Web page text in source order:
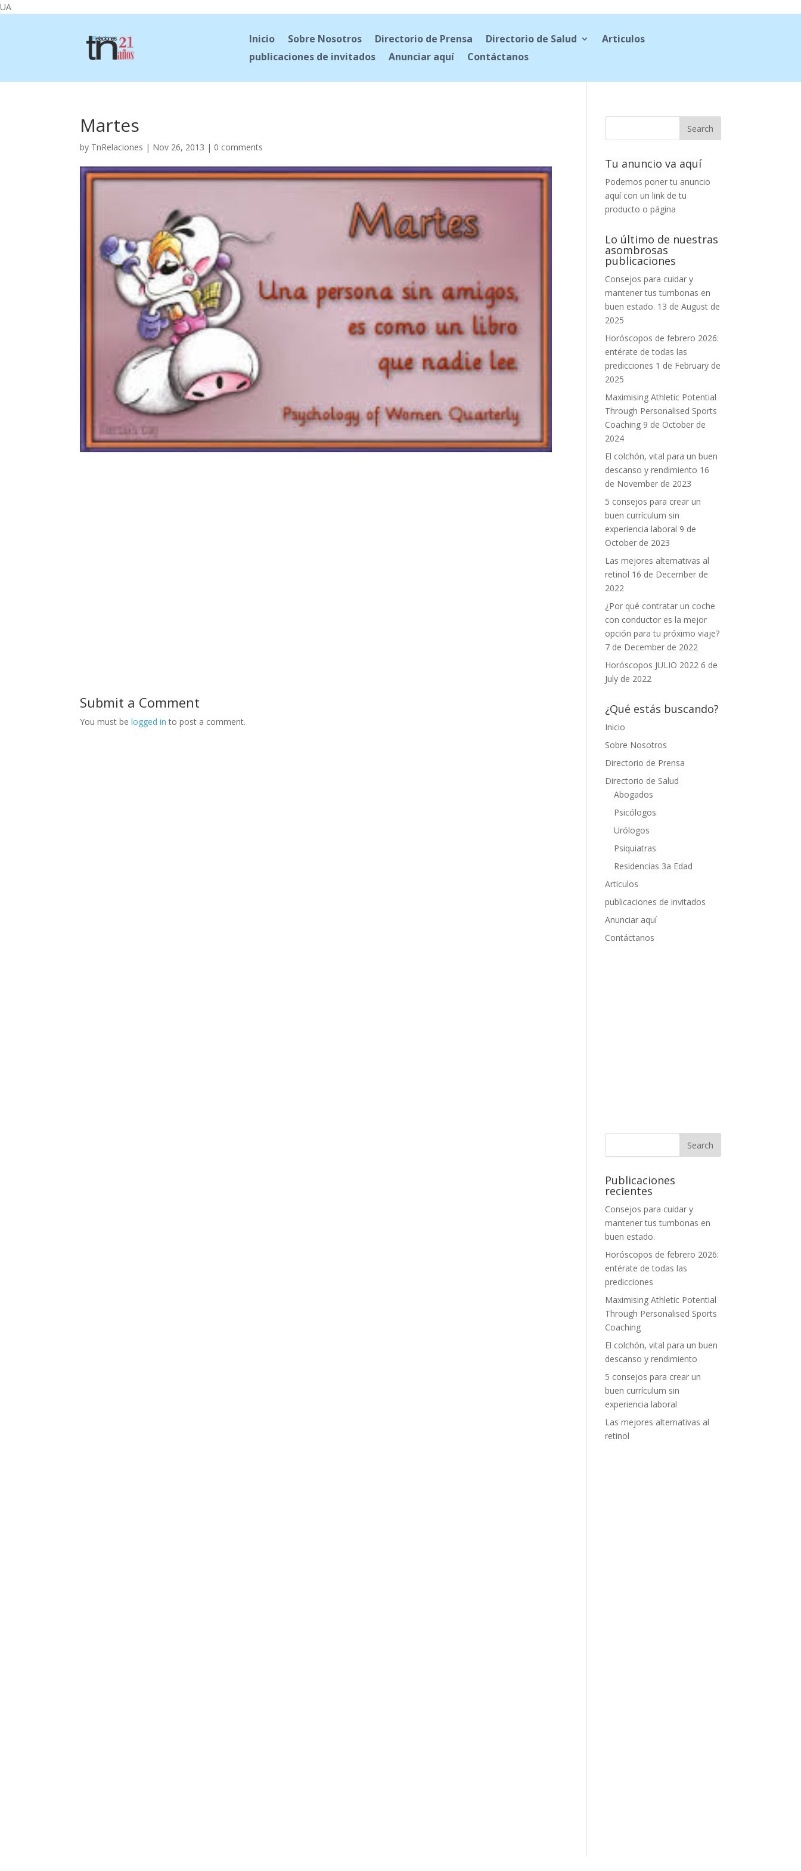
UA
Inicio Sobre Nosotros Directorio de Prensa Directorio de Salud
Articulos
publicaciones de invitados
Anunciar aquí Contáctanos
Martes
by TnRelaciones | Nov 26, 2013 | 0 comments
Submit a Comment
You must belogged in to post a comment.
Tu anuncio va aquí
Podemos poner tu anuncio
aquí con un link de tu
producto o página
Lo último de nuestras
asombrosas
publicaciones
Consejos para cuidar y
mantener tus tumbonas en
buen estado. 13 de August de
2025
Horóscopos de febrero 2026:
entérate de todas las
predicciones 1 de February de
2025
Maximising Athletic Potential
Through Personalised Sports
Coaching 9 de October de
2024
El colchón, vital para un buen
descanso y rendimiento 16
de November de 2023
5 consejos para crear un
buen currículum sin
experiencia laboral 9 de
October de 2023
Las mejores alternativas al
retinol 16 de December de
2022
¿Por qué contratar un coche
con conductor es la mejor
opción para tu próximo viaje?
7 de December de 2022
Horóscopos JULIO 2022 6 de
July de 2022
¿Qué estás buscando?
Inicio
Sobre Nosotros
Directorio de Prensa
Directorio de Salud
Abogados
Psicólogos
Urólogos
Psiquiatras
Residencias 3a Edad
Articulos
publicaciones de invitados
Anunciar aquí
Contáctanos
Publicaciones
recientes
Consejos para cuidar y
mantener tus tumbonas en
buen estado.
Horóscopos de febrero 2026:
entérate de todas las
predicciones
Maximising Athletic Potential
Through Personalised Sports
Coaching
El colchón, vital para un buen
descanso y rendimiento
5 consejos para crear un
buen currículum sin
experiencia laboral
Las mejores alternativas al
retinol